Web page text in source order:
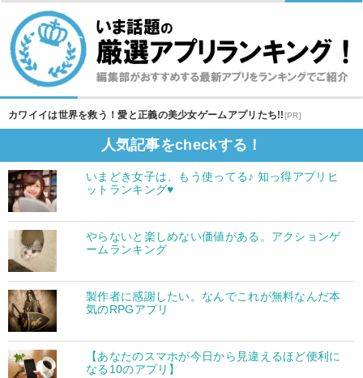
カワイイは世界を救う！愛と正義の美少女ゲームアプリたち!![PR]
人気記事をcheckする！
いまどき女子は、もう使ってる♪ 知っ得アプリヒ
ットランキング♥
やらないと楽しめない価値がある。アクションゲ
ームランキング
製作者に感謝したい。なんでこれが無料なんだ本
気のRPGアプリ
【あなたのスマホが今日から見違えるほど便利に
なる10のアプリ】